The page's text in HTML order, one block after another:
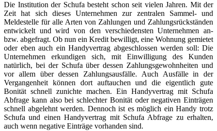
Die Institution der Schufa besteht schon seit vielen Jahren. Mit der
Zeit hat sich dieses Unternehmen zur zentralen Sammel- und
Meldestelle für alle Arten von Zahlungen und Zahlungsrückständen
entwickelt und wird von den verschiedensten Unternehmen an-
bzw. abgefragt. Ob nun ein Kredit bewilligt, eine Wohnung gemietet
oder eben auch ein Handyvertrag abgeschlossen werden soll: Die
Unternehmen erkundigen sich, mit Einwilligung des Kunden
natürlich, bei der Schufa über dessen Zahlungsgewohnheiten und
vor allem über dessen Zahlungsausfälle. Auch Ausfälle in der
Vergangenheit können dort auftauchen und die eigentlich gute
Bonität schnell zunichte machen. Ein Handyvertrag mit Schufa
Abfrage kann also bei schlechter Bonität oder negativen Einträgen
schnell abgelehnt werden. Dennoch ist es möglich ein Handy trotz
Schufa und einen Handyvertrag mit Schufa Abfrage zu erhalten,
auch wenn negative Einträge vorhanden sind.